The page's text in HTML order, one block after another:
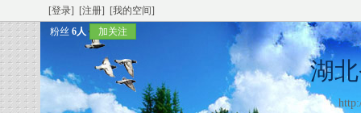
[登录] [注册]
[我的空间]
粉丝 6人 加关注
湖